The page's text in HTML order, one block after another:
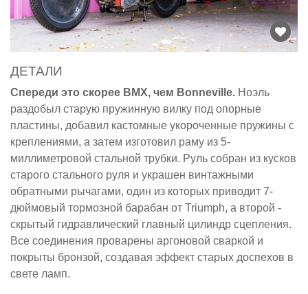
ДЕТАЛИ
Спереди это скорее BMX, чем Bonneville. Ноэль
раздобыл старую пружинную вилку под опорные
пластины, добавил кастомные укороченные пружины с
креплениями, а затем изготовил раму из 5-
миллиметровой стальной трубки. Руль собран из кусков
старого стального руля и украшен винтажными
обратными рычагами, один из которых приводит 7-
дюймовый тормозной барабан от Triumph, а второй -
скрытый гидравлический главный цилиндр сцепления.
Все соединения проварены аргоновой сваркой и
покрыты бронзой, создавая эффект старых доспехов в
свете ламп.